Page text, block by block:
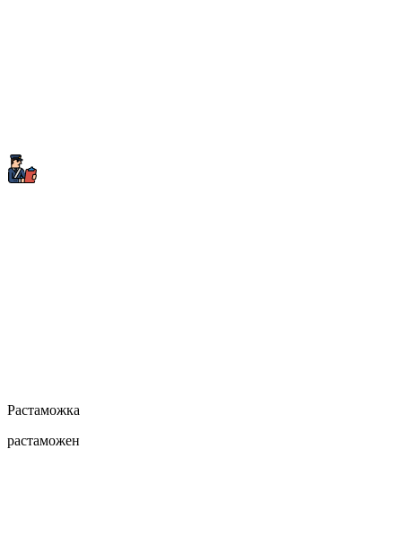
Растаможка
растаможен